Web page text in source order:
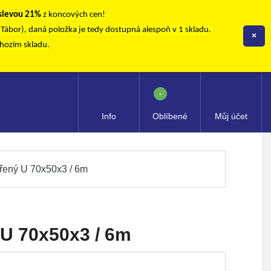
21% z koncových cen!
daná položka je tedy dostupná alespoň v 1 skladu.
skladu.
×
Info Oblíbené
-
Můj účet
U 70x50x3 / 6m
70x50x3 / 6m